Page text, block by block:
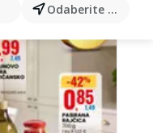
proizvode... Odaberite grad